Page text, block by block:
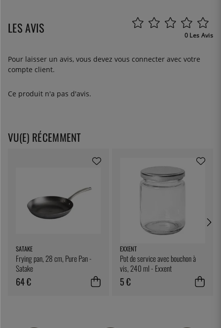
LES AVIS 0 Les Avis
Pour laisser un avis, vous devez vous connecter avec votre
compte client.
Ce produit n'a pas d'avis.
VU(E) RÉCEMMENT
SATAKE
Frying pan, 28 cm, Pure Pan -
Satake
64 €
EXXENT
Pot de service avec bouchon à
vis, 240 ml - Exxent
5 €